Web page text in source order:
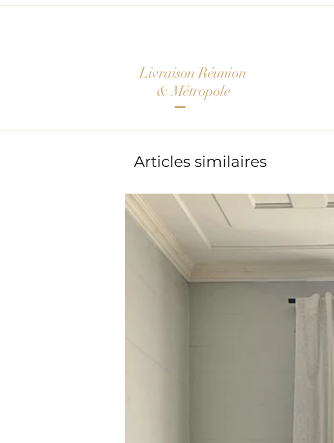
Livraison Réunion
& Métropole
Articles similaires